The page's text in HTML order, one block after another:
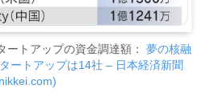
ートアップの資金調達額： 夢の核融
ートアップは14社 – 日本経済新聞